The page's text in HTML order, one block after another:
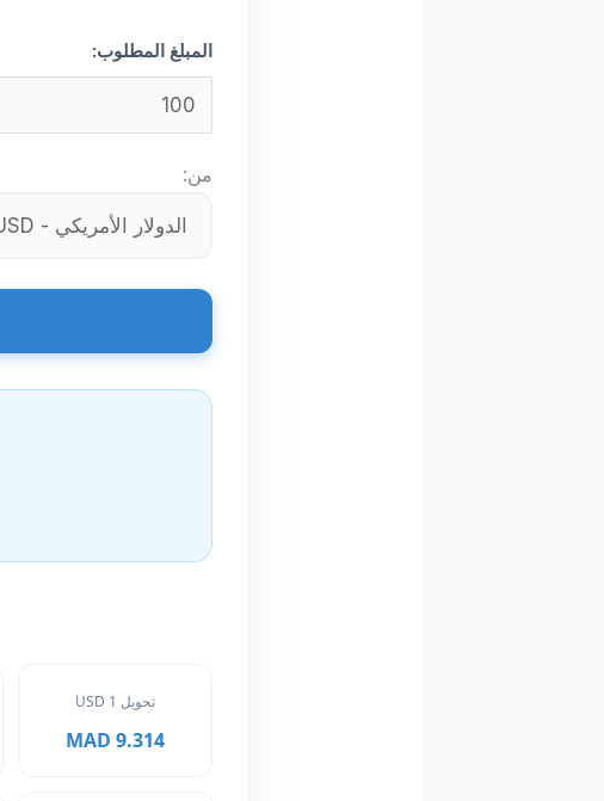
المبلغ المطلوب:
من:
تحويل 1 USD
9.314 MAD